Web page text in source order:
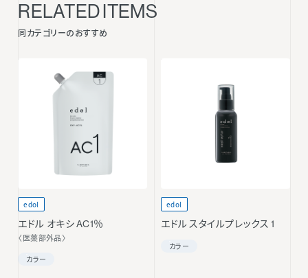
RELATED ITEMS
同カテゴリーのおすすめ
edol
エドル オキシ AC1％
〈医薬部外品〉
カラー
edol
エドル スタイルプレックス 1
カラー